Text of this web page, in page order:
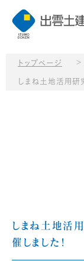
トップページ >
しまね土地活用
しまね土地活
催しました！